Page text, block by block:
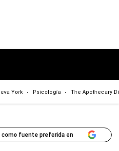
York Psicología The Apothecary
como fuente preferida en